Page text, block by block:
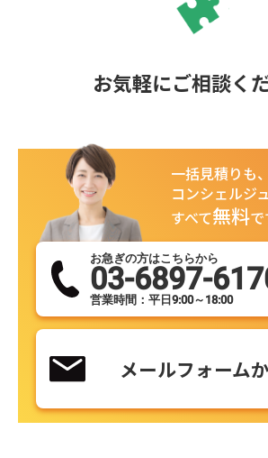
お気軽にご相談く
一括見積りも
コンシェルジ
すべて無料で
お急ぎの方はこちらから
03-6897-
営業時間：平日9:00～18:00
メールフォーム